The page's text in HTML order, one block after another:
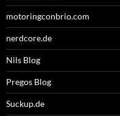
motoringconbrio.com
nerdcore.de
Nils Blog
Pregos Blog
Suckup.de